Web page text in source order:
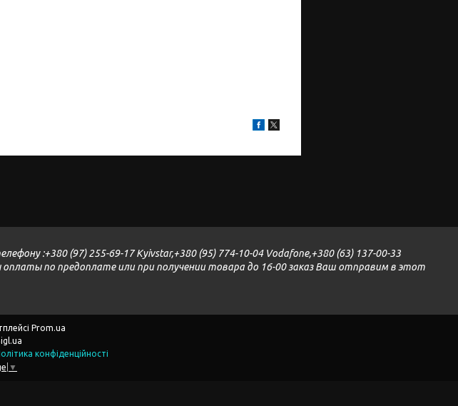
:+380 (97) 255-69-17 Kyivstar,+380 (95) 774-10-04 Vodafone,+380 (63) 137-00-33
оплаты по предоплате или при получении товара до 16-00 заказ Ваш отправим в этот
Prom.ua
конфіденційності
▼